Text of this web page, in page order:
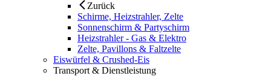
Zurück
Schirme, Heizstrahler, Zelte
Sonnenschirm & Partyschirm
Heizstrahler - Gas & Elektro
Zelte, Pavillons & Faltzelte
Eiswürfel & Crushed-Eis
Transport & Dienstleistung